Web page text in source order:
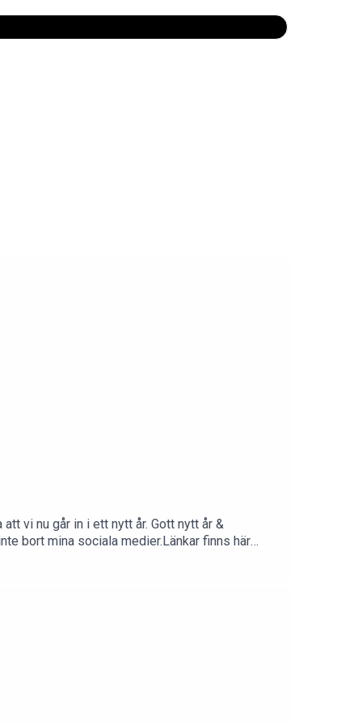
vi nu går in i ett nytt år. Gott nytt år &
bort mina sociala medier.Länkar finns här
om du önskar att vara anonym.)TACK FÖR